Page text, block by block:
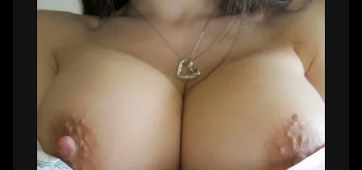
fotos
de
escotes
más
calientes
de